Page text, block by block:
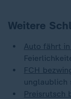
Weitere
Auto fährt
FCH
unglaublich
Preisrutsch